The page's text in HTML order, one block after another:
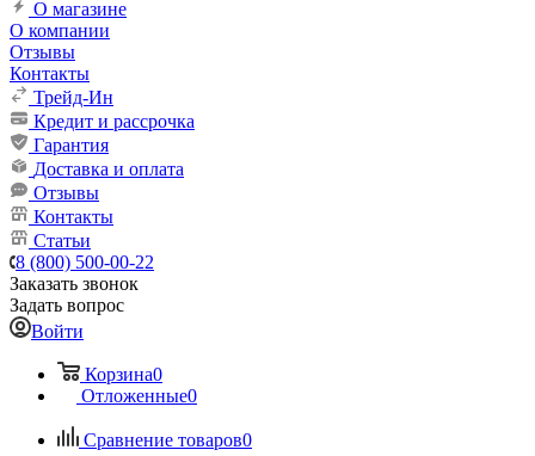
О магазине
О компании
Отзывы
Контакты
Трейд-Ин
Кредит и рассрочка
Гарантия
Доставка и оплата
Отзывы
Контакты
Статьи
8 (800) 500-00-22
Заказать звонок
Задать вопрос
Войти
Корзина0
Отложенные0
Сравнение товаров0